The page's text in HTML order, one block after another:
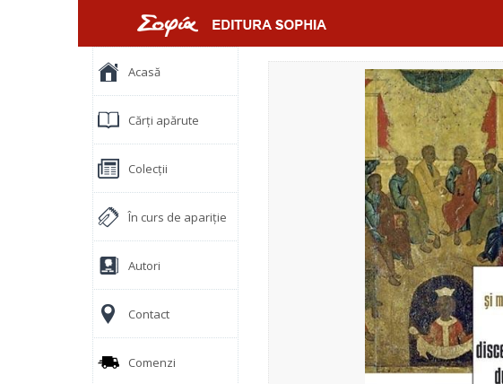
Acasă
Cărți apărute
Colecții
În curs de apariție
Autori
Contact
Comenzi